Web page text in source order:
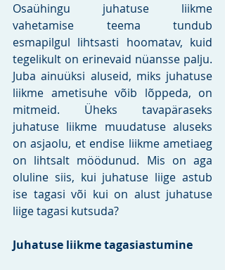
Osaühingu juhatuse liikme
vahetamise teema tundub
esmapilgul lihtsasti hoomatav, kuid
tegelikult on erinevaid nüansse palju.
Juba ainuüksi aluseid, miks juhatuse
liikme ametisuhe võib lõppeda, on
mitmeid. Üheks tavapäraseks
juhatuse liikme muudatuse aluseks
on asjaolu, et endise liikme ametiaeg
on lihtsalt möödunud. Mis on aga
oluline siis, kui juhatuse liige astub
ise tagasi või kui on alust juhatuse
liige tagasi kutsuda?
Juhatuse liikme tagasiastumine